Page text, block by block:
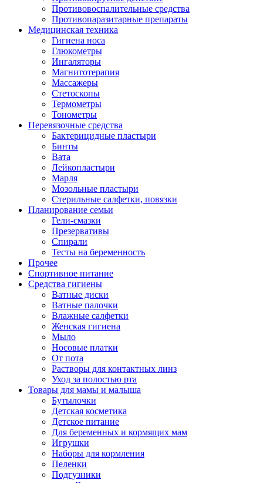
Противовоспалительные средства
Противопаразитарные препараты
Медицинская техника
Гигиена носа
Глюкометры
Ингаляторы
Магнитотерапия
Массажеры
Стетоскопы
Термометры
Тонометры
Перевязочные средства
Бактерицидные пластыри
Бинты
Вата
Лейкопластыри
Марля
Мозольные пластыри
Стерильные салфетки, повязки
Планирование семьи
Гели-смазки
Презервативы
Спирали
Тесты на беременность
Прочее
Спортивное питание
Средства гигиены
Ватные диски
Ватные палочки
Влажные салфетки
Женская гигиена
Мыло
Носовые платки
От пота
Растворы для контактных линз
Уход за полостью рта
Товары для мамы и малыша
Бутылочки
Детская косметика
Детское питание
Для беременных и кормящих мам
Игрушки
Наборы для кормления
Пеленки
Подгузники